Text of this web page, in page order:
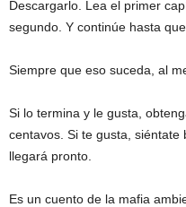
Descargarlo. Lea el primer
segundo. Y continúe hasta
Siempre que eso suceda, al
Si lo termina y le gusta,
centavos. Si te gusta,
llegará pronto.
Es un cuento de la mafia